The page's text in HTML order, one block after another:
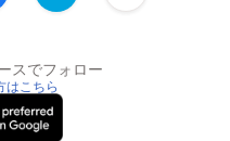
スでフォロー
はこちら